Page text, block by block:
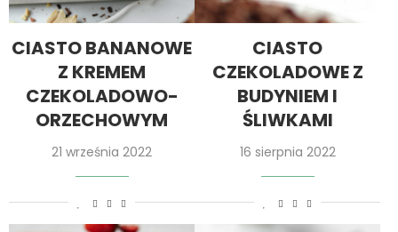
CIASTO BANANOWE
Z KREMEM
CZEKOLADOWO-
ORZECHOWYM
21 września 2022
CIASTO
CZEKOLADOWE Z
BUDYNIEM I
ŚLIWKAMI
16 sierpnia 2022